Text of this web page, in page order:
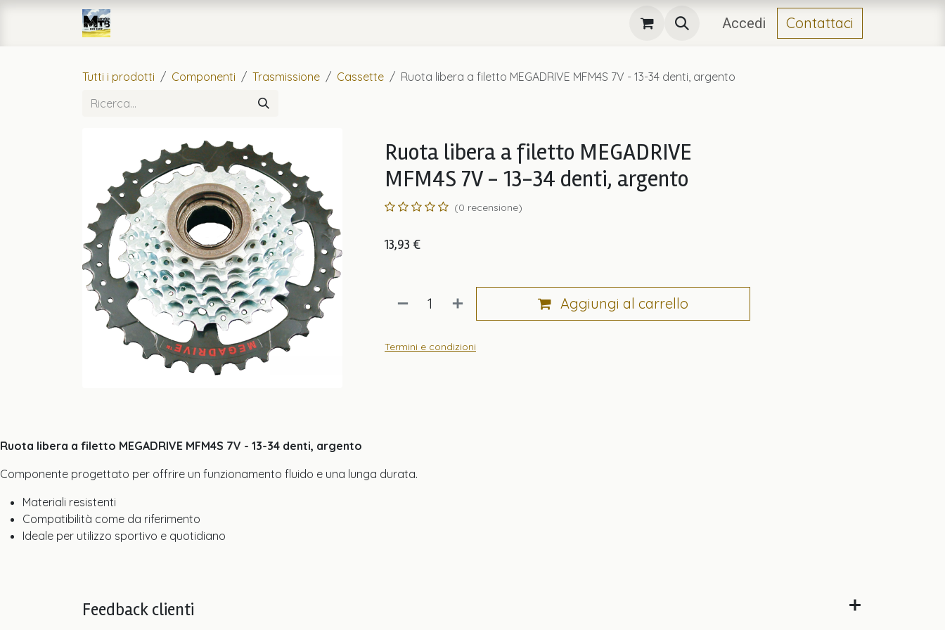
Passa al contenuto
Accedi Contattaci
Tutti i prodotti Componenti Trasmissione Cassette Ruota libera a filetto MEGADRIVE MFM4S 7V - 13-34 denti, argento
Ruota libera a filetto MEGADRIVE
MFM4S 7V - 13-34 denti, argento
(0 recensione)
13,93 €
Aggiungi al carrello
Termini e condizioni
Ruota libera a filetto MEGADRIVE MFM4S 7V - 13-34 denti, argento
Componente progettato per offrire un funzionamento fluido e una lunga durata.
Materiali resistenti
Compatibilità come da riferimento
Ideale per utilizzo sportivo e quotidiano
Feedback clienti